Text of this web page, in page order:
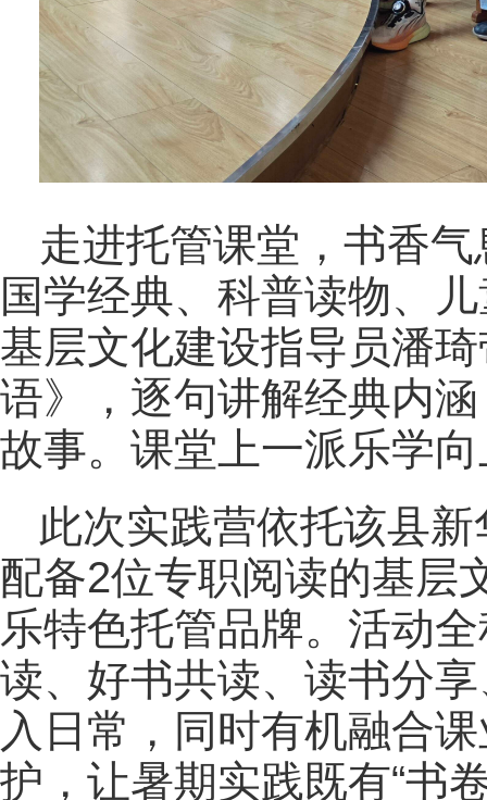
走进托管课堂，书香
国学经典、科普读物、
基层文化建设指导员潘
语》，逐句讲解经典内
故事。课堂上一派乐学
此次实践营依托该县新
配备2位专职阅读的基层
乐特色托管品牌。活动
读、好书共读、读书分
入日常，同时有机融合
护，让暑期实践既有“书